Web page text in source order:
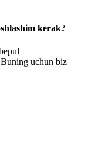
kerak?
uchun biz